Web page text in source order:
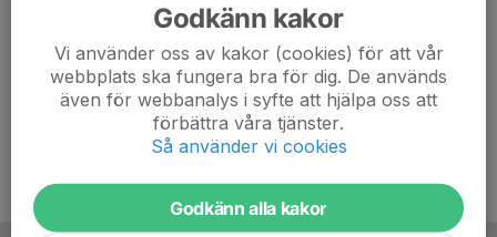
Godkänn kakor
Vi använder oss av kakor (cookies) för att vår
webbplats ska fungera bra för dig. De används
även för webbanalys i syfte att hjälpa oss att
förbättra våra tjänster.
Så använder vi cookies
Godkänn alla kakor